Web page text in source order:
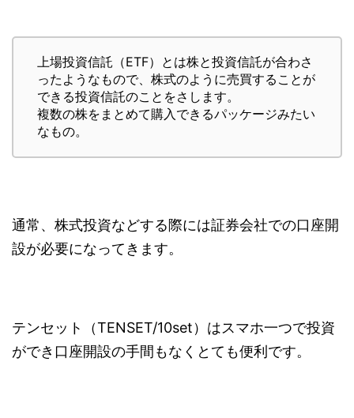
上場投資信託（ETF）とは株と投資信託が合わさ
ったようなもので、株式のように売買することが
できる投資信託のことをさします。
複数の株をまとめて購入できるパッケージみたい
なもの。
通常、株式投資などする際には証券会社での口座開
設が必要になってきます。
テンセット（TENSET/10set）はスマホ一つで投資
ができ口座開設の手間もなくとても便利です。